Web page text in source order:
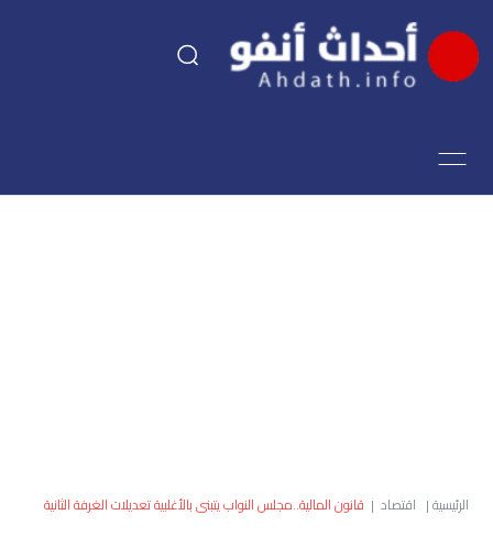
اقتصاد
العالم الرئيسية| اقتصاد | قانون المالية..مجلس النواب يتبنى بالأغلبية تعديلات الغرفة الثانية